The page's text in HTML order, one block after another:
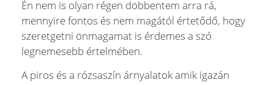
Én nem is olyan régen döbbentem arra rá,
mennyire fontos és nem magától értetődő, hogy
szeretgetni önmagamat is érdemes a szó
legnemesebb értelmében.
A piros és a rózsaszín árnyalatok amik igazán